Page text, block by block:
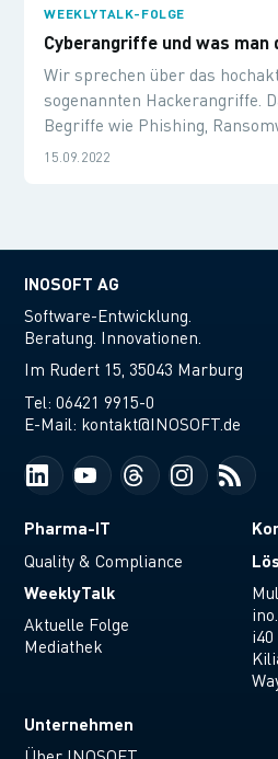
Modern Authentication
WEEKLYTALK-FOLGE
Cyberangriffe und was man
Wir sprechen über das
sogenannten Hackerangriffe.
Begriffe wie Phishing,
Engineering, DDoS, Stresstest
15.09.2022
INOSOFT AG
Software-Entwicklung.
Beratung. Innovationen.
Im Rudert 15, 35043 Marburg
Tel:06421 9915-0
E-Mail: kontakt@INOSOFT.de
Pharma-IT
Quality & Compliance
WeeklyTalk
Aktuelle Folge
Mediathek
Unternehmen